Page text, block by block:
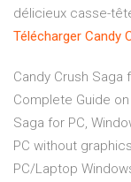
délicieux casse-
Télécharger Candy
Candy Crush
Complete Guide
Saga for PC,
PC without
PC/Laptop